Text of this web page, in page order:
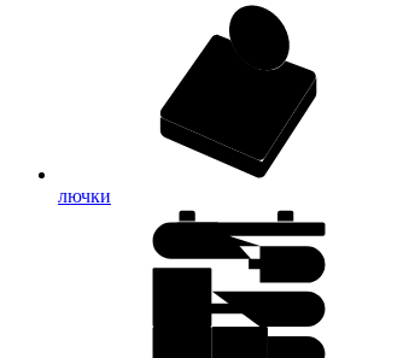
лючки